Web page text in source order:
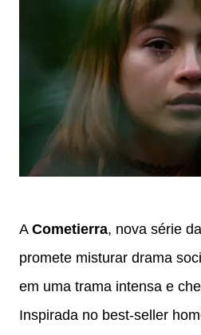
A Cometierra, nova série da
promete misturar drama
em uma trama intensa e
Inspirada no best-seller